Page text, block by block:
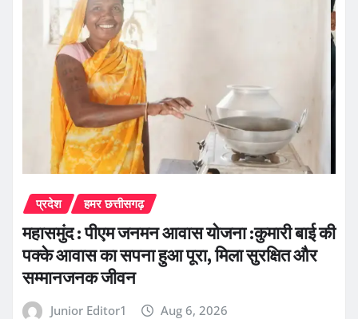
प्रदेश हमर छत्तीसगढ़
महासमुंद : पीएम जनमन आवास योजना :कुमारी बाई की
पक्के आवास का सपना हुआ पूरा, मिला सुरक्षित और
सम्मानजनक जीवन
Junior Editor1 Aug 6, 2026